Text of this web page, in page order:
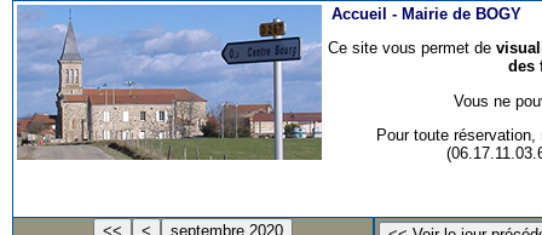
Accueil - Mairie de BOGY
Ce site vous permet de
des
Vous ne
Pour toute
<< <
septembre 2020